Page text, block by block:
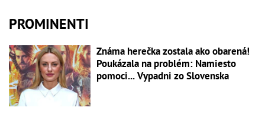
PROMINENTI
Známa herečka zostala ako obarená!
Poukázala na problém: Namiesto
pomoci... Vypadni zo Slovenska